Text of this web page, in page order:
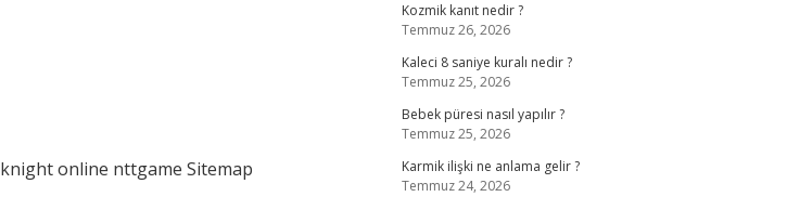
knight online nttgame Sitemap
Kozmik kanıt nedir ?
Temmuz 26, 2026
Kaleci 8 saniye kuralı nedir ?
Temmuz 25, 2026
Bebek püresi nasıl yapılır ?
Temmuz 25, 2026
Karmik ilişki ne anlama gelir ?
Temmuz 24, 2026